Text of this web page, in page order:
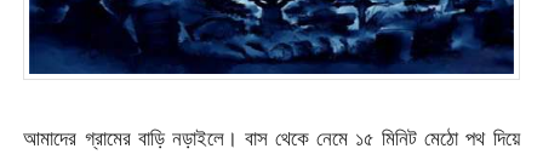
আমাদের গ্রামের বাড়ি নড়াইলে। বাস থেকে নেমে ১৫ মিনিট মেঠো পথ দিয়ে